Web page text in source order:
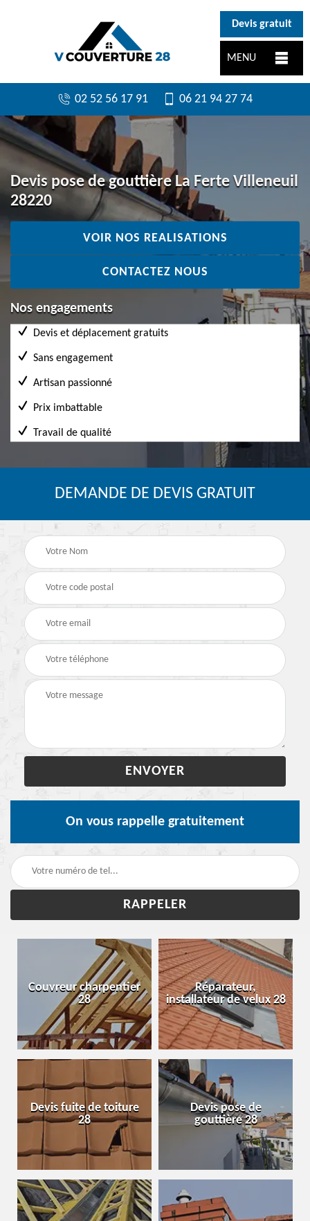
Devis gratuit
MENU
02 52 56 17 91 06 21 94 27 74
Devis pose de gouttière La Ferte Villeneuil
28220
VOIR NOS REALISATIONS
CONTACTEZ NOUS
Nos engagements
Devis et déplacement gratuits
Sans engagement
Artisan passionné
Prix imbattable
Travail de qualité
DEMANDE DE DEVIS GRATUIT
On vous rappelle gratuitement
Couvreur charpentier
28
Réparateur,
installateur de velux 28
Devis fuite de toiture
28
Devis pose de
gouttière 28